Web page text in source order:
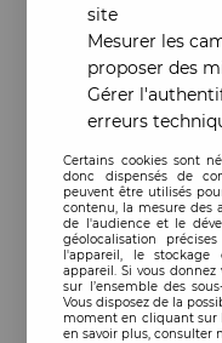
site
Mesurer les
proposer des
Gérer
erreurs
Certains cookies sont
donc dispensés de
peuvent être utilisés
contenu, la mesure des
de l'audience et le
géolocalisation
l'appareil, le
appareil. Si vous
sur l’ensemble des
Vous disposez de la
moment en cliquant sur
en savoir plus, consulter